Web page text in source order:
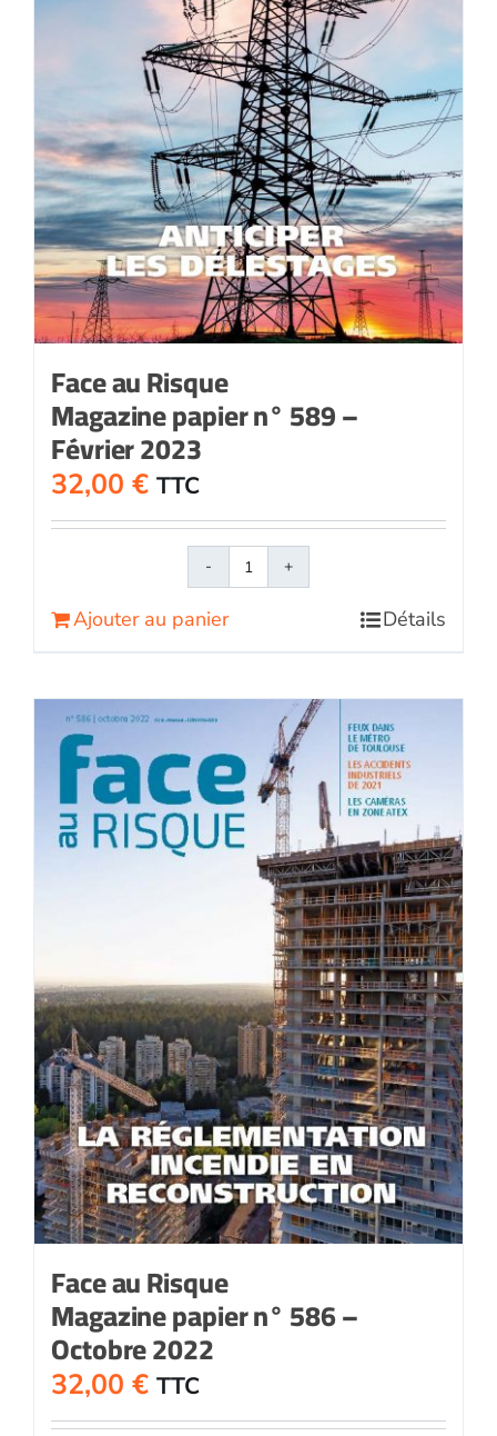
Face au Risque
Magazine papier n° 589 –
Février 2023
32,00 € TTC
quantité
papier
589
-
Février
2023
Ajouter au panier Détails
Face au Risque
Magazine papier n° 586 –
Octobre 2022
32,00 € TTC